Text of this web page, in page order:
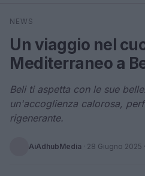
Cerca
NEWS
Un viaggio nel
Mediterraneo a
Beli ti aspetta con le sue
un'accoglienza calorosa,
rigenerante.
AiAdhubMedia · 28 Giugno 2025